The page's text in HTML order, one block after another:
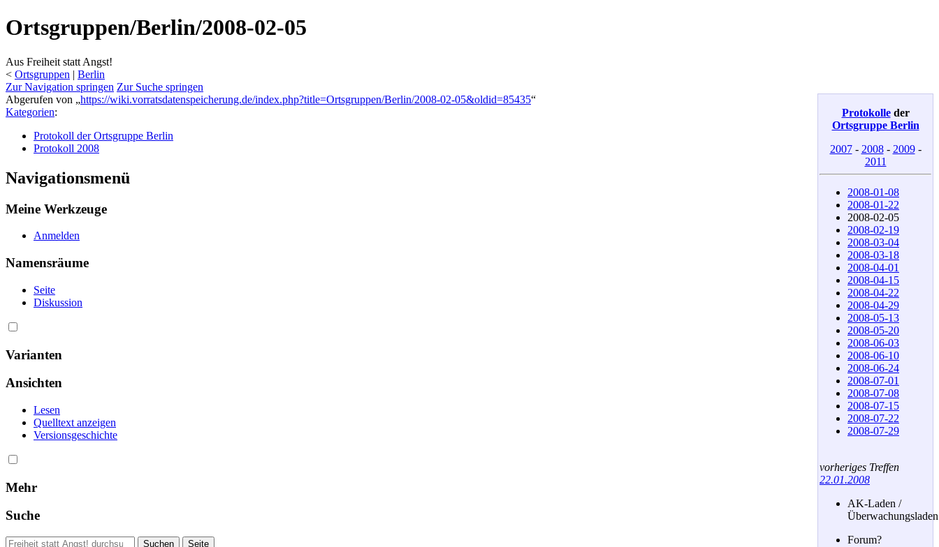
Ortsgruppen/Berlin/2008-02-05
Aus Freiheit statt Angst!
< Ortsgruppen ‎ | Berlin
Zur Navigation springen Zur Suche springen
Protokolleder
Ortsgruppe Berlin
2007- 2008- 2009-
2011
2008-01-08
2008-01-22
2008-02-05
2008-02-19
2008-03-04
2008-03-18
2008-04-01
2008-04-15
2008-04-22
2008-04-29
2008-05-13
2008-05-20
2008-06-03
2008-06-10
2008-06-24
2008-07-01
2008-07-08
2008-07-15
2008-07-22
2008-07-29
vorheriges Treffen
22.01.2008
AK-Laden /
Überwachungsladen
Forum?
Abgerufen von „https://wiki.vorratsdatenspeicherung.de/index.php?title=Ortsgruppen/Berlin/2008-02-05&oldid=85435“
Kategorien:
Protokoll der Ortsgruppe Berlin
Protokoll 2008
Navigationsmenü
Meine Werkzeuge
Anmelden
Namensräume
Seite
Diskussion
Varianten
Ansichten
Lesen
Quelltext anzeigen
Versionsgeschichte
Mehr
Suche